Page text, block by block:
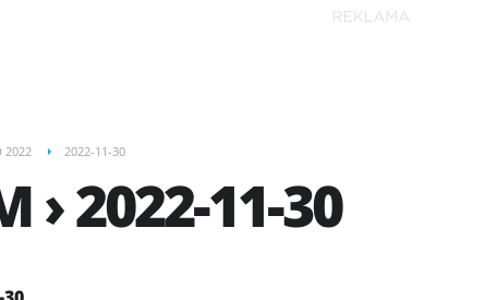
2022 2022-11-30
› 2022-11-30